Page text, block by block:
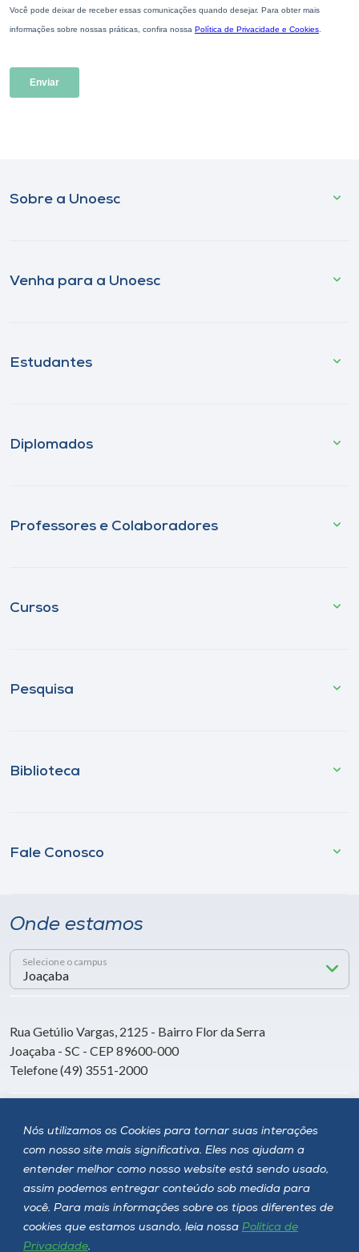
Nós utilizamos os Cookies para tornar suas interações
com nosso site mais significativa. Eles nos ajudam a
entender melhor como nosso website está sendo usado,
assim podemos entregar conteúdo sob medida para
você. Para mais informações sobre os tipos diferentes de
cookies que estamos usando, leia nossa Política de
Privacidade.
Sobre a Unoesc
Venha para a Unoesc
Estudantes
Diplomados
Professores e Colaboradores
Cursos
Pesquisa
Biblioteca
Fale Conosco
Onde estamos
Selecione o campus
Rua Getúlio Vargas, 2125 - Bairro Flor da Serra
Joaçaba - SC - CEP 89600-000
Telefone (49) 3551-2000
Siga a Unoesc